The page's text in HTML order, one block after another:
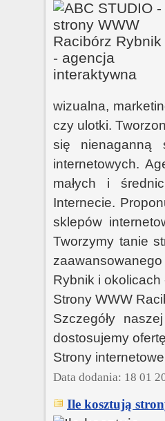
wizualna,
czy ulotki.
się nienaganną
internetowych.
małych i
Internecie.
sklepów
Tworzymy tanie
Rybnik i okolicach
Strony WWW
Szczegóły
dostosujemy
Strony
Data dodania: 18 01
Ile kosztują